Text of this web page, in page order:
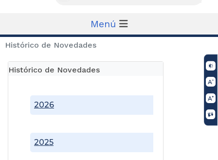
Menú
Histórico de Novedades
Histórico de Novedades
2025
2026